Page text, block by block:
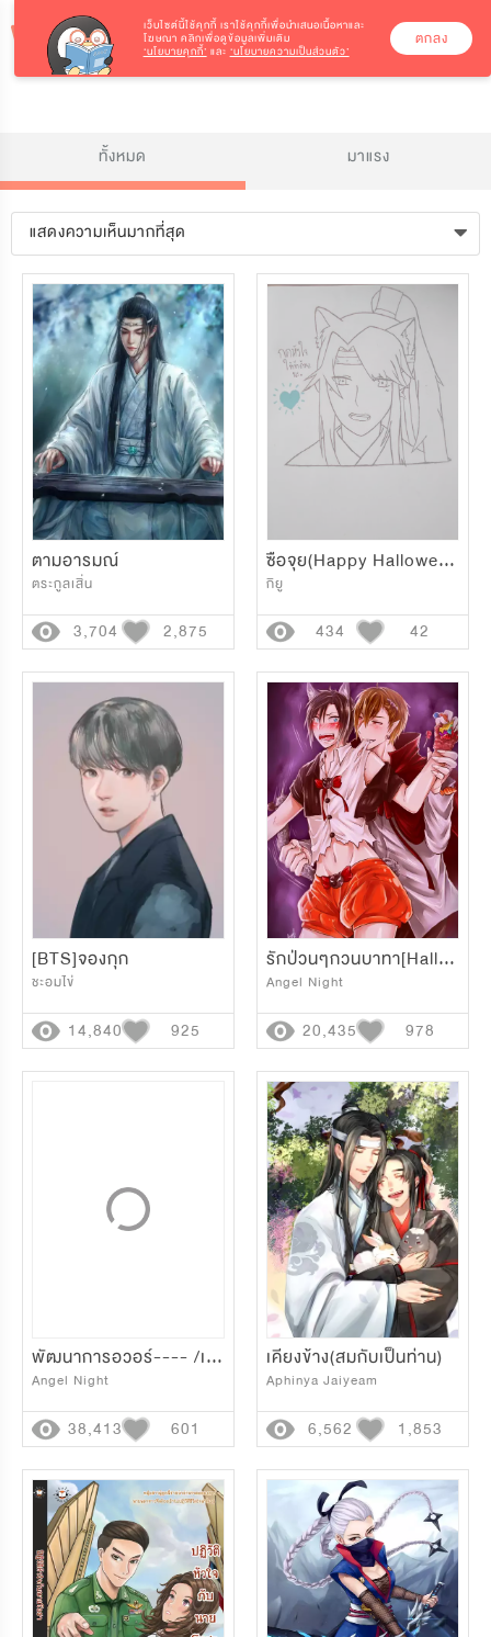
ทั้งหมด มาแรง
แสดงความเห็นมากที่สุด
ตามอารมณ์
ตระกูลเสิ่น
3,704 2,875
ซือจุย(Happy Halloween)
กิยู
434 42
[BTS]จองกุก
ชะอมไข่
14,840 925
รักป่วนๆกวนบาทา[Halloween]
Angel Night
20,435 978
พัฒนาการอวอร์---- /เลยไปแล้ว!
Angel Night
38,413 601
เคียงข้าง(สมกับเป็นท่าน)
Aphinya Jaiyeam
6,562 1,853
เว็บไซต์นี้ใช้คุกกี้ เราใช้คุกกี้เพื่อนำเสนอเนื้อหาและ
โฆษณา คลิกเพื่อดูข้อมูลเพิ่มเติม
‘นโยบายคุกกี้’ และ ‘นโยบายความเป็นส่วนตัว’
ตกลง